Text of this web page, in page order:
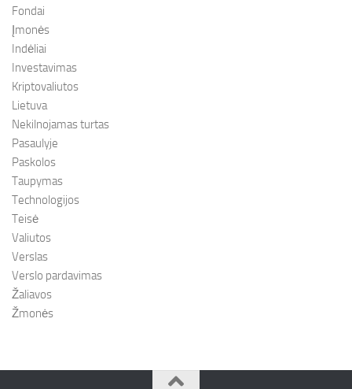
Fondai
Įmonės
Indėliai
Investavimas
Kriptovaliutos
Lietuva
Nekilnojamas turtas
Pasaulyje
Paskolos
Taupymas
Technologijos
Teisė
Valiutos
Verslas
Verslo pardavimas
Žaliavos
Žmonės